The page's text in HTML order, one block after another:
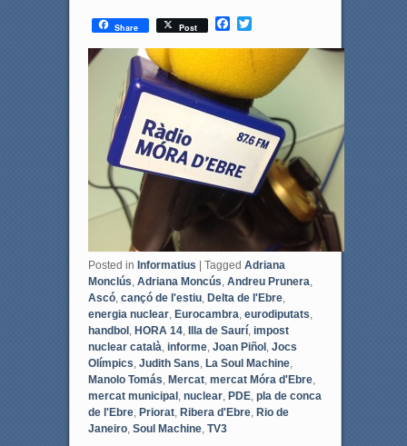
Share Post
F
c
b
o
o
k
T
i
t
t
e
r
Posted in Informatius Tagged Adriana
Monclús, Adriana Moncús, Andreu Prunera,
Ascó, cançó de l'estiu, Delta de l'Ebre,
energia nuclear, Eurocambra, eurodiputats,
handbol , HORA 14, Illa de Saurí, impost
nuclear català, informe, Joan Piñol , Jocs
Olímpics, Judith Sans, La Soul Machine,
Manolo Tomás, Mercat, mercat Móra d'Ebre,
mercat municipal , nuclear, PDE, pla de conca
de l'Ebre, Priorat, Ribera d'Ebre, Rio de
Janeiro, Soul Machine, TV3